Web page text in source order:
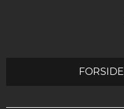
FORSIDE